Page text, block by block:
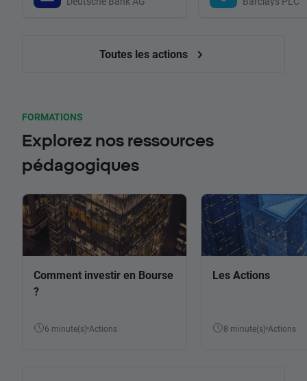
Toutes les actions
FORMATIONS
Explorez nos ressources
pédagogiques
Comment investir en Bourse
?
6 minute(s) Actions
Les Actions
8 minute(s) Actions